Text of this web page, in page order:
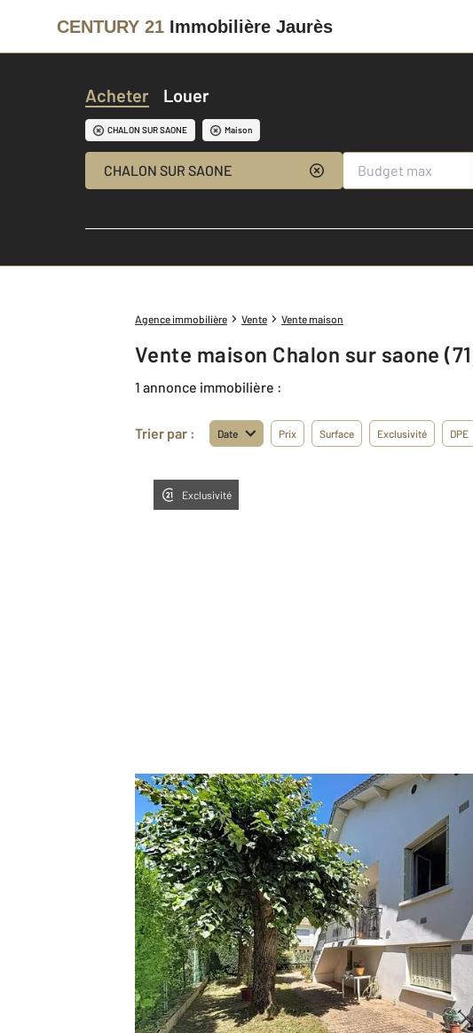
CENTURY 21 Immobilière Jaurès
Acheter Louer
CHALON SUR SAONE Maison
CHALON SUR SAONE
Agence immobilière Vente Vente maison
Vente maison Chalon sur saone
1 annonce immobilière :
Trier par : Date Prix Surface Exclusivité DPE
Exclusivité